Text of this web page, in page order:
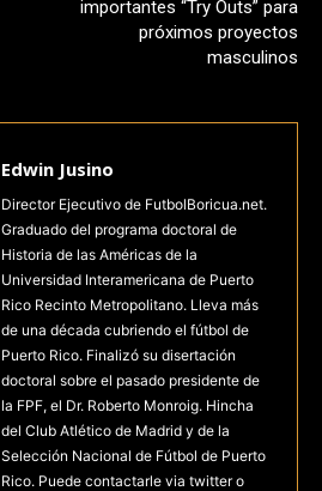
importantes “Try Outs” para
próximos proyectos
masculinos
Edwin Jusino
Director Ejecutivo de FutbolBoricua.net.
Graduado del programa doctoral de
Historia de las Américas de la
Universidad Interamericana de Puerto
Rico Recinto Metropolitano. Lleva más
de una década cubriendo el fútbol de
Puerto Rico. Finalizó su disertación
doctoral sobre el pasado presidente de
la FPF, el Dr. Roberto Monroig. Hincha
del Club Atlético de Madrid y de la
Selección Nacional de Fútbol de Puerto
Rico. Puede contactarle via twitter o